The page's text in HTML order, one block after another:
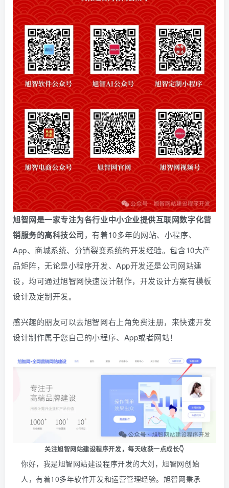
旭智网是一家专注为各行业中小企业提供互联网数字化营
销服务的高科技公司，有着10多年的网站、小程序、
App、商城系统、 分销裂变系统的开发经验。包含10大产
品矩阵，无论是小程序开发、App开发还是公司网站建
设，均可通过旭智网快速设计制作，开发设计方案有模板
设计及定制开发。
感兴趣的朋友可以去旭智网右上角免费注册， 来快速开发
设计制作属于您自己的小程序、App或者网站！
关注旭智网站建设程序开发，每天收获一点成长👇
你好，我是旭智网站建设程序开发的大刘，旭智网创始
人，有着10多年软件开发和运营管理经验。旭智网秉承